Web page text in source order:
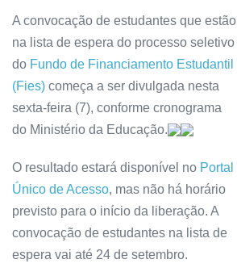
A convocação de estudantes que estão
na lista de espera do processo seletivo
do Fundo de Financiamento Estudantil
(Fies) começa a ser divulgada nesta
sexta-feira (7), conforme cronograma
do Ministério da Educação.
O resultado estará disponível no Portal
Único de Acesso, mas não há horário
previsto para o início da liberação. A
convocação de estudantes na lista de
espera vai até 24 de setembro.